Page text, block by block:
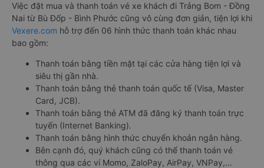
Việc đặt mua và thanh toán vé xe khách đi Trảng Bom - Đồng
Nai từ Bù Đốp - Bình Phước cũng vô cùng đơn giản, tiện lợi khi
Vexere.com hỗ trợ đến 06 hình thức thanh toán khác nhau
bao gồm:
Thanh toán bằng tiền mặt tại các cửa hàng tiện lợi và
siêu thị gần nhà.
Thanh toán bằng thẻ thanh toán quốc tế (Visa, Master
Card, JCB).
Thanh toán bằng thẻ ATM đã đăng ký thanh toán trực
tuyến (Internet Banking).
Thanh toán bằng hình thức chuyển khoản ngân hàng.
Bên cạnh đó, quý khách cũng có thể thanh toán vé
thông qua các ví Momo, ZaloPay, AirPay, VNPay,…